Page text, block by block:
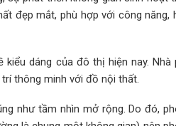
đẹp mắt, phù hợp với công năng,
dáng của đô thị hiện nay. Nhà
thông minh với đồ nội thất.
như tầm nhìn mở rộng. Do đó,